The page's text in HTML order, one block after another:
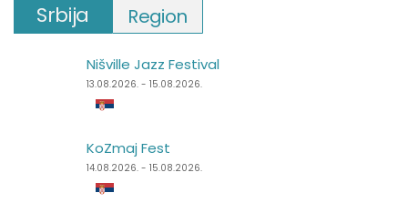
Srbija Region
Nišville Jazz Festival
13.08.2026. - 15.08.2026.
KoZmaj Fest
14.08.2026. - 15.08.2026.
Punk Rock Holiday
11.08.2026. - 14.08.2026.
Špancirfest
21.08.2026. - 30.08.2026.